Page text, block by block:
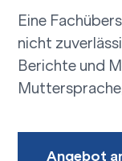
Eine
nicht
Berichte und
Angebot